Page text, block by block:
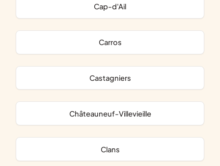
Cap-d'Ail
Carros
Castagniers
Châteauneuf-Villevieille
Clans